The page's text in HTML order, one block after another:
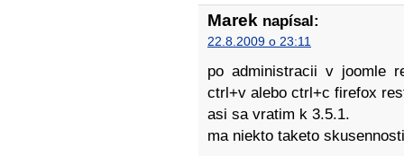
Marek napísal:
22.8.2009 o 23:11
po administracii v joomle
ctrl+v alebo ctrl+c firefox
asi sa vratim k 3.5.1.
ma niekto taketo